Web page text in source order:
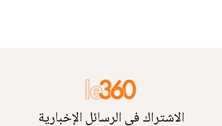
الاشتراك في الرسائل الإخبارية